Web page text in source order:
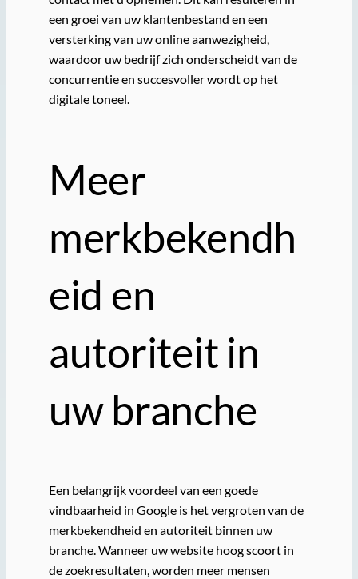
een groei van uw klantenbestand en een
versterking van uw online aanwezigheid,
waardoor uw bedrijf zich onderscheidt van de
concurrentie en succesvoller wordt op het
digitale toneel.
Meer
merkbekendh
eid en
autoriteit in
uw branche
Een belangrijk voordeel van een goede
vindbaarheid in Google is het vergroten van de
merkbekendheid en autoriteit binnen uw
branche. Wanneer uw website hoog scoort in
de zoekresultaten, worden meer mensen